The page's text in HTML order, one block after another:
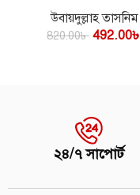
উবায়দুল্লাহ তাসনিম
820.00৳ 492.00৳
২৪/৭ সাপোর্ট